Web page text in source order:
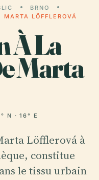
BRNO
LÖFFLEROVÁ
À La
Marta
N · 16° E
Löfflerová à
constitue
le tissu urbain